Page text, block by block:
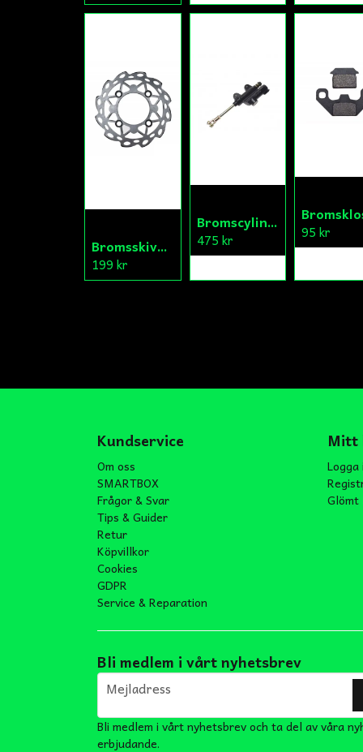
Bromsskiva Bak Fiddy/Cross
199 kr
Bromscylinder Bak Fiddy/Cross
475 kr 95 kr
Kundservice
Om oss
SMARTBOX
Frågor & Svar
Tips & Guider
Retur
Köpvillkor
Cookies
GDPR
Service & Reparation
Mitt
Logga
Glömt
Bli medlem i vårt nyhetsbrev
email
Mejladress
Bli medlem i vårt nyhetsbrev och ta del av våra
erbjudande.